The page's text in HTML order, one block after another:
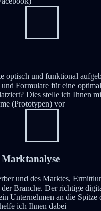
optisch und funktional
Formulare für eine
Dies stelle ich Ihnen
(Prototypen) vor
und des Marktes,
Branche. Der richtige
Unternehmen an die Spitze
ich Ihnen dabei